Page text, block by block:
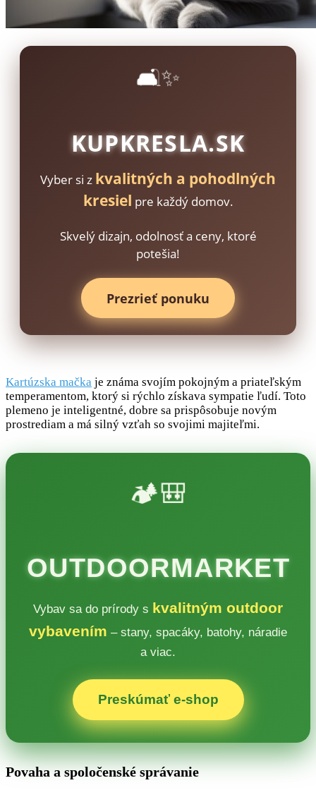
🛋️✨
KUPKRESLA.SK
Vyber si z kvalitných a pohodlných
kresiel pre každý domov.
Skvelý dizajn, odolnosť a ceny, ktoré
potešia!
Prezrieť ponuku
Kartúzska mačka je známa svojím pokojným a priateľským
temperamentom, ktorý si rýchlo získava sympatie ľudí. Toto
plemeno je inteligentné, dobre sa prispôsobuje novým
prostrediam a má silný vzťah so svojimi majiteľmi.
🏕️🎒
OUTDOORMARKET
Vybav sa do prírody s kvalitným outdoor
vybavením – stany, spacáky, batohy, náradie
a viac.
Preskúmať e‑shop
Povaha a spoločenské správanie